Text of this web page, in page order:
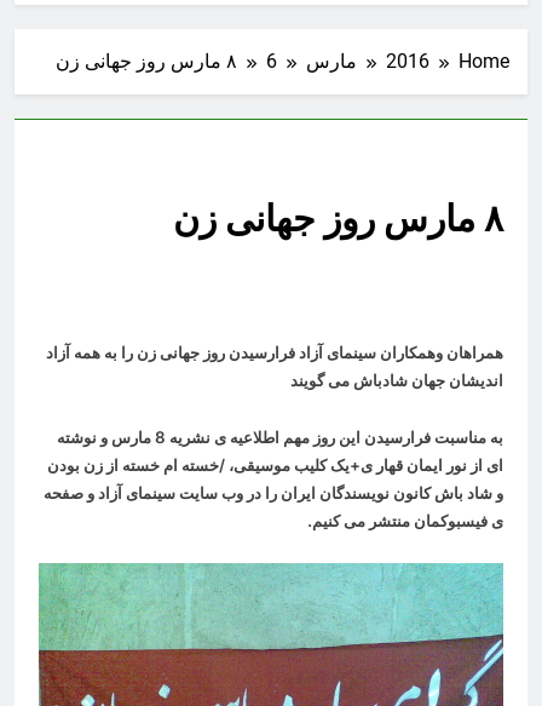
Home
2016 مارس 6 ۸ مارس روز جهانی زن
۸ مارس روز جهانی زن
همراهان وهمکاران سینمای آزاد فرارسیدن روز جهانی زن را به همه آزاد
اندیشان جهان شادباش می گویند
به مناسبت فرارسیدن این روز مهم اطلاعیه ی نشریه 8 مارس و نوشته
ای از نور ایمان قهار ی+یک کلیب موسیقی، /خسته ام خسته از زن بودن
و شاد باش کانون نویسندگان ایران را در وب سایت سینمای آزاد و صفحه
ی فیسبوکمان منتشر می کنیم.